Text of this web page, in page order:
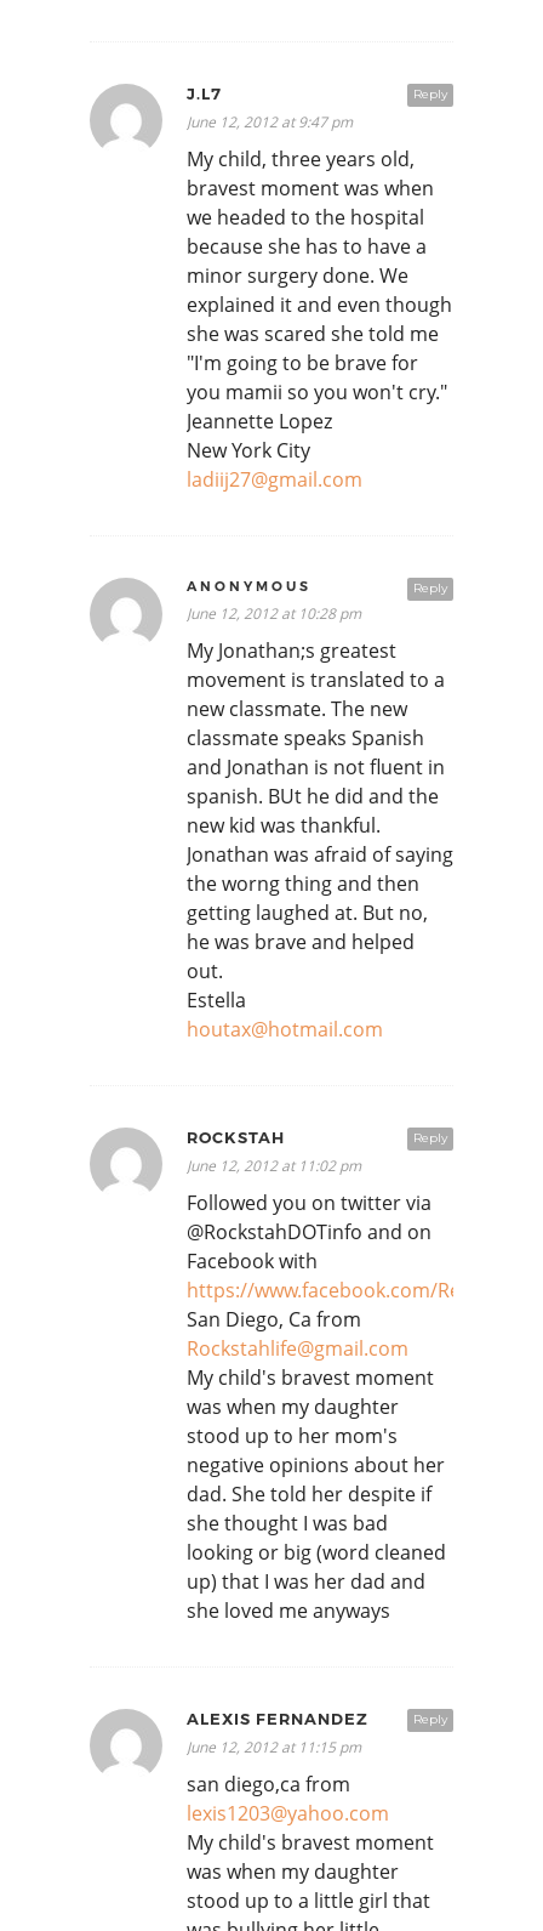
Reply
J.L7
June 12, 2012 at 9:47 pm
My child, three years old,
bravest moment was when
we headed to the hospital
because she has to have a
minor surgery done. We
explained it and even though
she was scared she told me
"I'm going to be brave for
you mamii so you won't cry."
Jeannette Lopez
New York City
ladiij27@gmail.com
Reply
ANONYMOUS
June 12, 2012 at 10:28 pm
My Jonathan;s greatest
movement is translated to a
new classmate. The new
classmate speaks Spanish
and Jonathan is not fluent in
spanish. BUt he did and the
new kid was thankful.
Jonathan was afraid of saying
the worng thing and then
getting laughed at. But no,
he was brave and helped
out.
Estella
houtax@hotmail.com
Reply
ROCKSTAH
June 12, 2012 at 11:02 pm
Followed you on twitter via
@RockstahDOTinfo and on
Facebook with
https://www.facebook.com/
San Diego, Ca from
Rockstahlife@gmail.com
My child's bravest moment
was when my daughter
stood up to her mom's
negative opinions about her
dad. She told her despite if
she thought I was bad
looking or big (word cleaned
up) that I was her dad and
she loved me anyways
Reply
ALEXIS FERNANDEZ
June 12, 2012 at 11:15 pm
san diego,ca from
lexis1203@yahoo.com
My child's bravest moment
was when my daughter
stood up to a little girl that